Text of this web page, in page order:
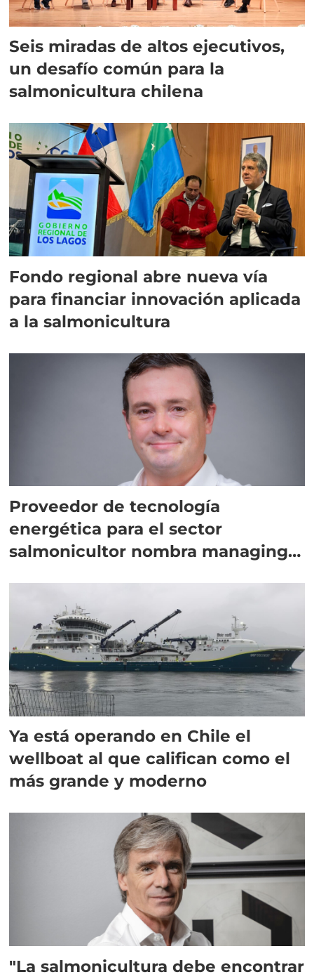
Seis miradas de altos ejecutivos,
un desafío común para la
salmonicultura chilena
Fondo regional abre nueva vía
para financiar innovación aplicada
a la salmonicultura
Proveedor de tecnología
energética para el sector
salmonicultor nombra managing
Ya está operando en Chile el
wellboat al que califican como el
más grande y moderno
"La salmonicultura debe encontrar